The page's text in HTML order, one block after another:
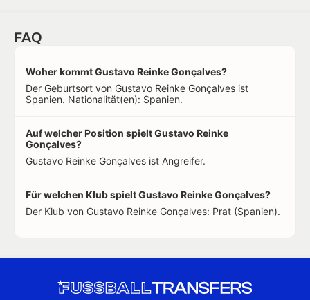
FAQ
Woher kommt Gustavo Reinke Gonçalves?
Der Geburtsort von Gustavo Reinke Gonçalves ist
Spanien. Nationalität(en): Spanien.
Auf welcher Position spielt Gustavo Reinke
Gonçalves?
Gustavo Reinke Gonçalves ist Angreifer.
Für welchen Klub spielt Gustavo Reinke Gonçalves?
Der Klub von Gustavo Reinke Gonçalves: Prat (Spanien).